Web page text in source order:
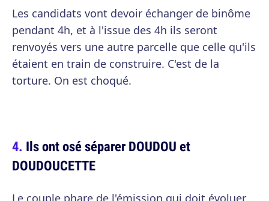
Les candidats vont devoir échanger de binôme
pendant 4h, et à l'issue des 4h ils seront
renvoyés vers une autre parcelle que celle qu'ils
étaient en train de construire. C'est de la
torture. On est choqué.
Ils ont osé séparer DOUDOU et
DOUDOUCETTE
Le couple phare de l'émission qui doit évoluer